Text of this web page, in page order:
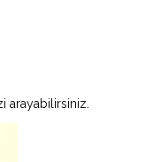
arayabilirsiniz.